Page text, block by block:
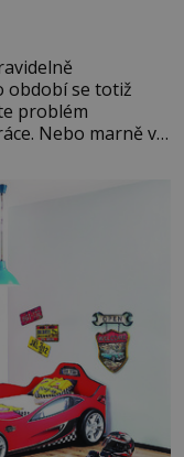
období se totiž
problém
Nebo marně v